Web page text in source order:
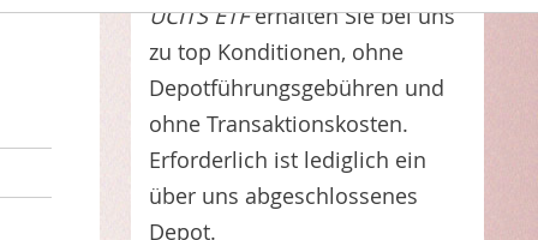
UCITS ETFerhalten Sie bei uns
zu top Konditionen, ohne
Depotführungsgebühren und
ohne Transaktionskosten.
Erforderlich ist lediglich ein
über uns abgeschlossenes
Depot.